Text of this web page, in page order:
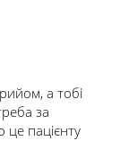
а тобі
за
це пацієнту